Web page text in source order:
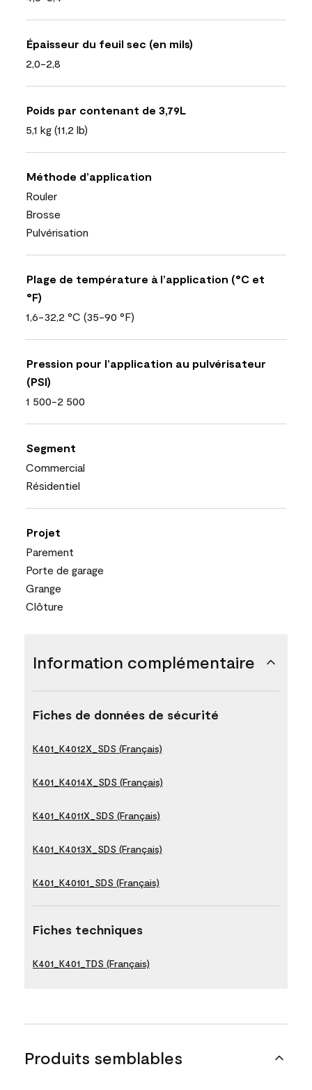
Épaisseur du feuil sec (en mils)
2,0-2,8
Poids par contenant de 3,79L
5,1 kg (11,2 lb)
Méthode d’application
Rouler
Brosse
Pulvérisation
Plage de température à l’application (°C et
°F)
1,6-32,2 °C (35-90 °F)
Pression pour l’application au pulvérisateur
(PSI)
1 500-2 500
Segment
Commercial
Résidentiel
Projet
Parement
Porte de garage
Grange
Clôture
Information complémentaire
Fiches de données de sécurité
K401_K4012X_SDS (Français)
K401_K4014X_SDS (Français)
K401_K4011X_SDS (Français)
K401_K4013X_SDS (Français)
K401_K40101_SDS (Français)
Fiches techniques
K401_K401_TDS (Français)
Produits semblables